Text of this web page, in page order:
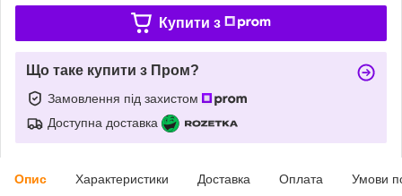
Купити з
Що таке купити з Пром?
Замовлення під захистом
Доступна доставка
Опис Характеристики Доставка Оплата Умови